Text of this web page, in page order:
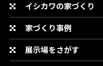
イシカワの家づくり
家づくり事例
展示場をさがす